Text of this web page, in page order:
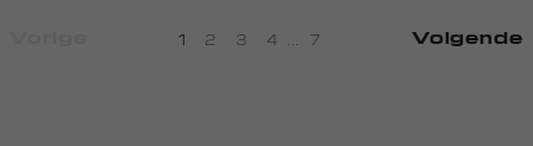
1 2 3 4 ... 7 Volgende